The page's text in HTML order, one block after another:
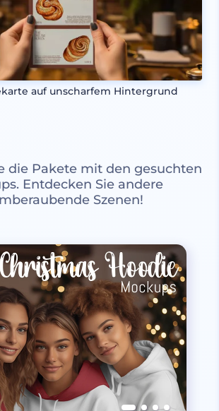
auf unscharfem Hintergrund
die Pakete mit den gesuchten
Entdecken Sie andere
Szenen!